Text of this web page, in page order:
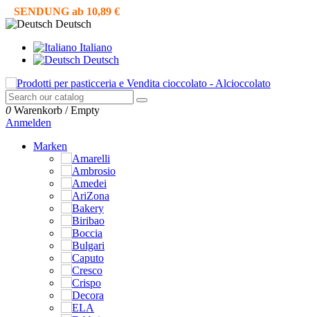
SENDUNG ab 10,89 €
Deutsch
Italiano
Deutsch
0 Warenkorb /Empty
Anmelden
Marken